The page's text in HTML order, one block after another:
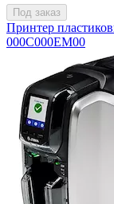
Под заказ
Принтер
000C000EM00